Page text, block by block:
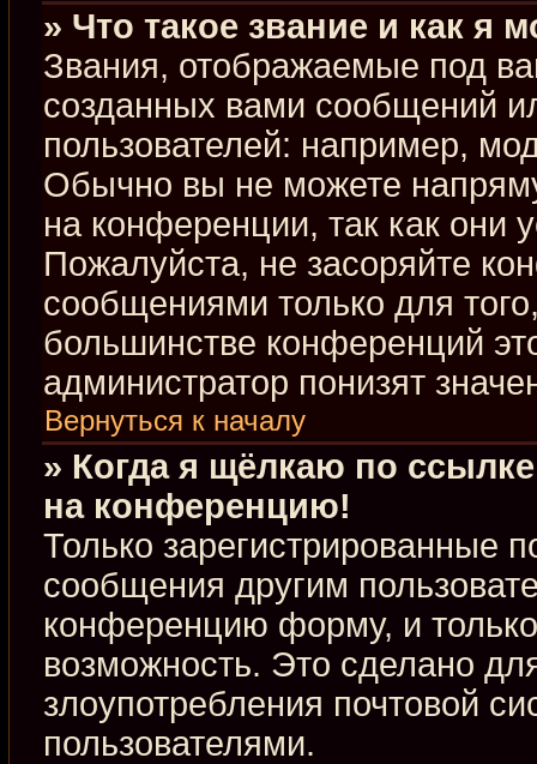
» Что такое звание и как я
Звания, отображаемые под
созданных вами сообщений
пользователей: например,
Обычно вы не можете
на конференции, так как они
Пожалуйста, не засоряйте
сообщениями только для
большинстве конференций
администратор понизят
Вернуться к началу
» Когда я щёлкаю по
на конференцию!
Только зарегистрированные
сообщения другим
конференцию форму, и
возможность. Это сделано
злоупотребления почтовой
пользователями.